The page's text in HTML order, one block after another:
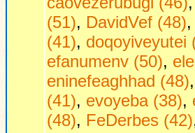
(51), DavidVef (48),
(41), doqoyiveyutei
efanumenv (50),
eninefeaghhad (48),
(41), evoyeba (38),
(48), FeDerbes (42)